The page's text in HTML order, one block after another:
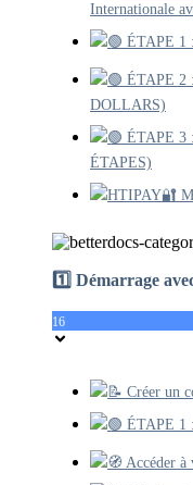
Internationale
🟢 ÉTAPE 1
🟢 ÉTAPE 2
DOLLARS)
🟢 ÉTAPE 3
ÉTAPES)
HTIPAY🔐
1️⃣ Démarrage
16
📝 Créer un
🟢 ÉTAPE 1
🧭 Accéder à